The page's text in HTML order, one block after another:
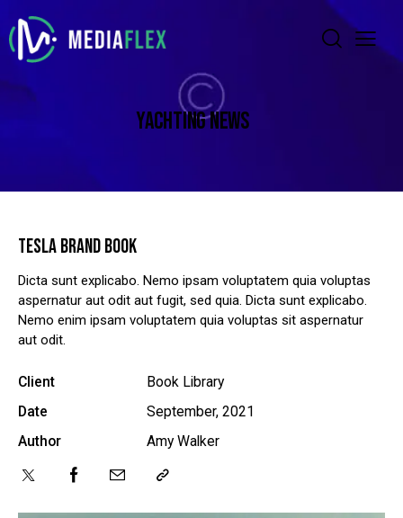
YACHTING NEWS
TESLA BRAND BOOK
Dicta sunt explicabo. Nemo ipsam voluptatem quia voluptas
aspernatur aut odit aut fugit, sed quia. Dicta sunt explicabo.
Nemo enim ipsam voluptatem quia voluptas sit aspernatur
aut odit.
Client
Book Library
Date
September, 2021
Author
Amy Walker